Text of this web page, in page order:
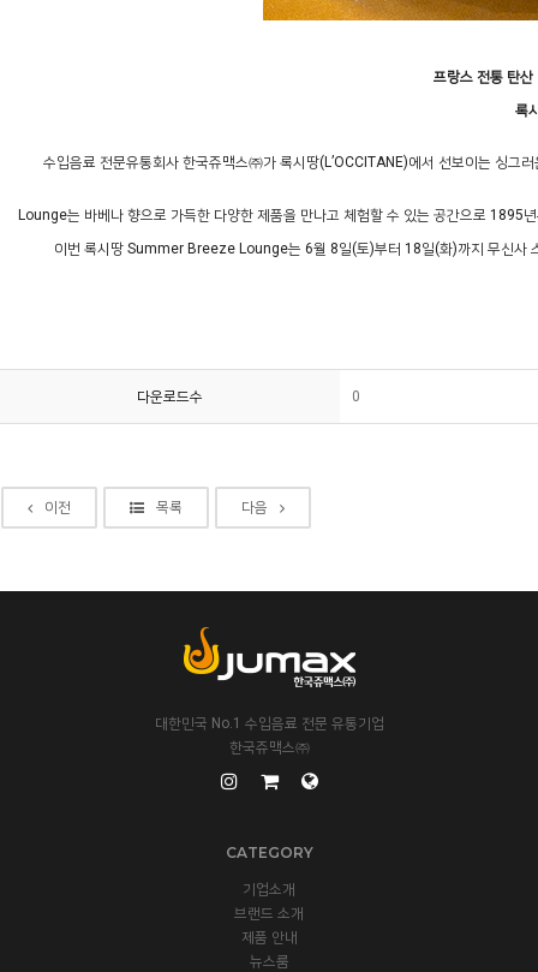
프랑스 전통 탄산
록
수입음료 전문유통회사 한국쥬맥스㈜가 록시땅(L’OCCITANE)에서 선보이는 싱그러
Lounge는 바베나 향으로 가득한 다양한 제품을 만나고 체험할 수 있는 공간으로 1895
이번 록시땅 Summer Breeze Lounge는 6월 8일(토)부터 18일(화)까지 무신사
다운로드수 0
이전 목록 다음
대한민국 No.1 수입음료 전문 유통기업
한국쥬맥스㈜
CATEGORY
기업소개
브랜드 소개
제품 안내
뉴스룸